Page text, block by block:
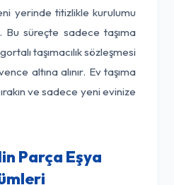
yerinde titizlikle kurulumu
Bu süreçte sadece taşıma
taşımacılık sözleşmesi
altına alınır. Ev taşıma
ve sadece yeni evinize
Parça Eşya